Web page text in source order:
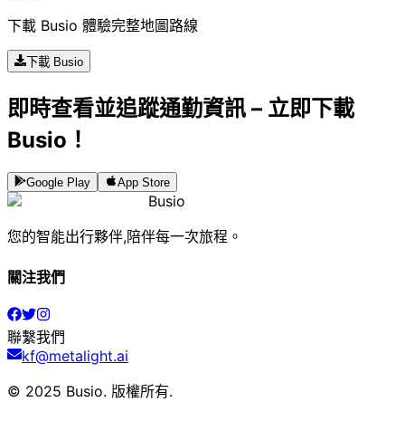
下載 Busio 體驗完整地圖路線
下載 Busio
即時查看並追蹤通勤資訊 – 立即下載
Busio！
Google Play App Store
Busio
您的智能出行夥伴,陪伴每一次旅程。
關注我們
聯繫我們
kf@metalight.ai
© 2025 Busio. 版權所有.